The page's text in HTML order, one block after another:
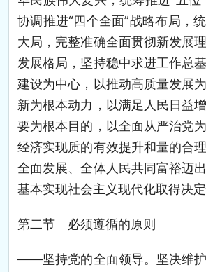
协调推进“四个全面”战略布局，
大局，完整准确全面贯彻新发展
发展格局，坚持稳中求进工作总
建设为中心，以推动高质量发展
新为根本动力，以满足人民日益
要为根本目的，以全面从严治党
经济实现质的有效提升和量的合
全面发展、全体人民共同富裕迈
基本实现社会主义现代化取得决定
第二节 必须遵循的原则
——坚持党的全面领导。坚决维